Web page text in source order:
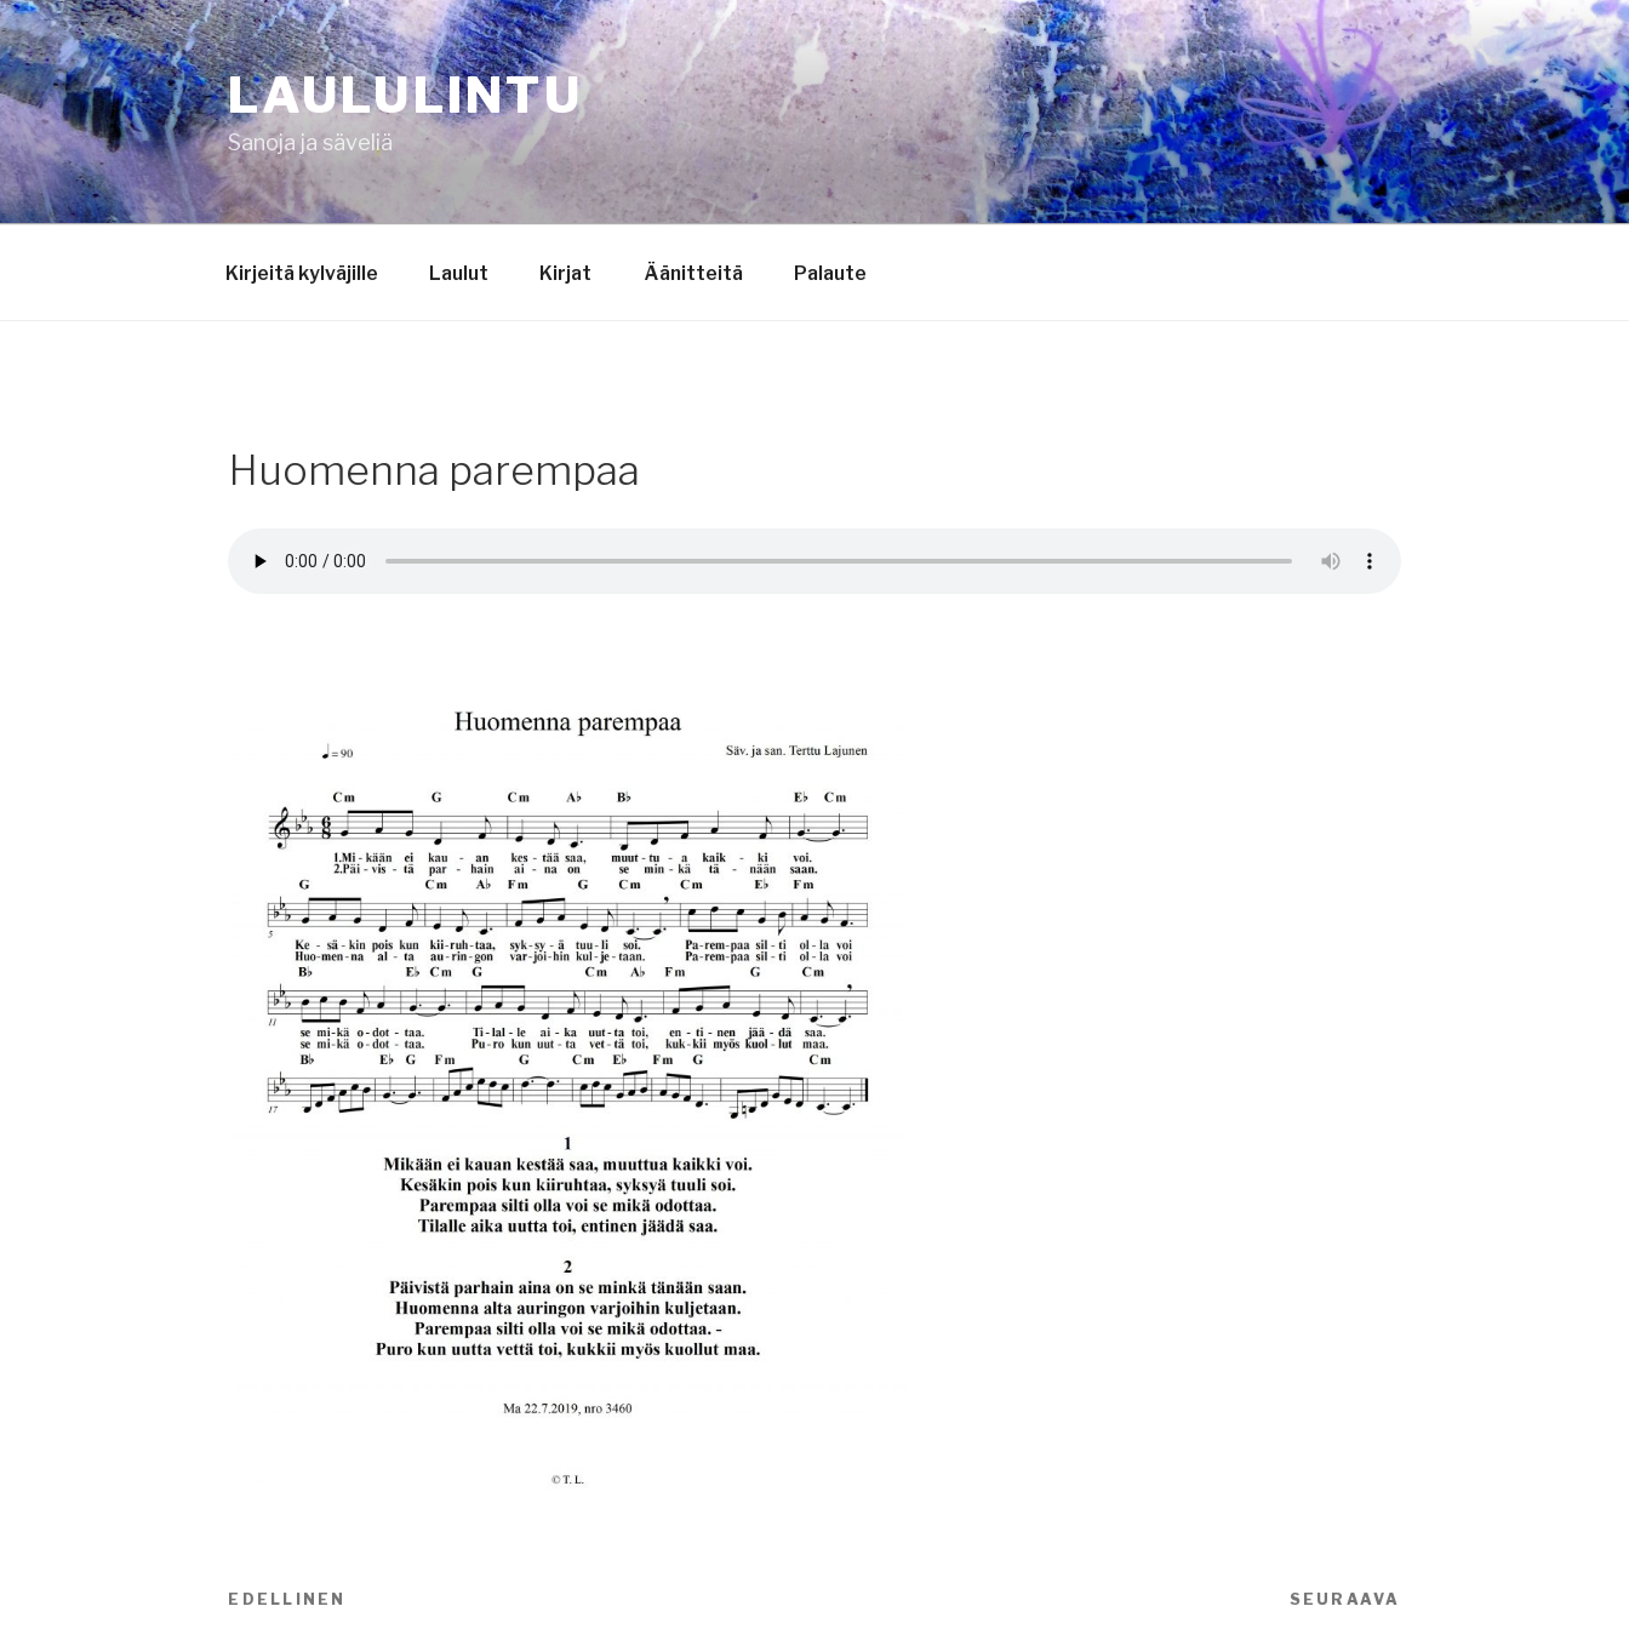
Siirry
sisältöön
LAULULINTU
Sanoja ja säveliä
Kirjeitä kylväjille Laulut Kirjat Äänitteitä Palaute
Huomenna parempaa
Artikkelien
Edellinen
EDELLINEN SEURAAVA